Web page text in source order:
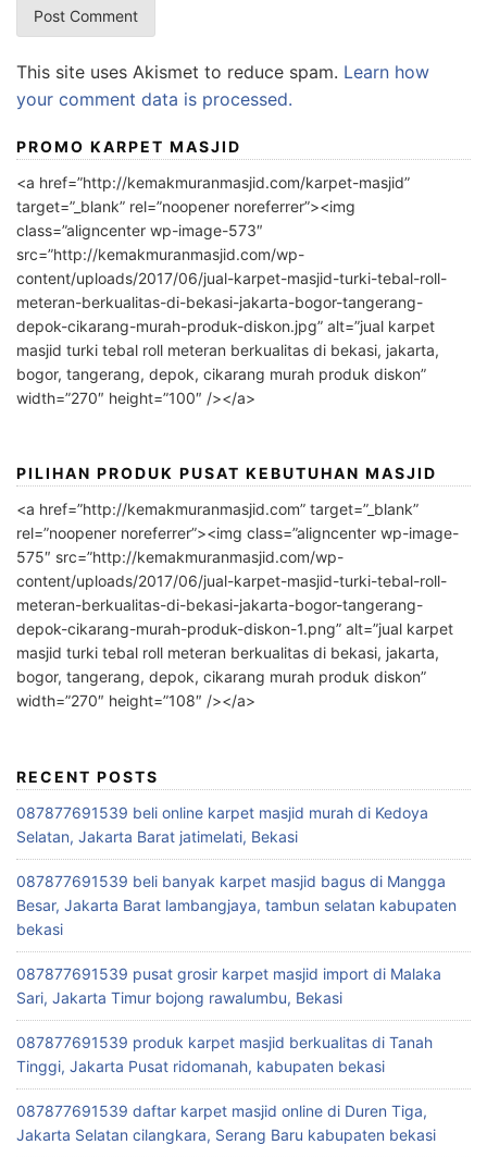
This site uses Akismet to reduce spam. Learn how
your comment data is processed.
PROMO KARPET MASJID
<a href=”http://kemakmuranmasjid.com/karpet-masjid”
target=”_blank” rel=”noopener noreferrer”><img
class=”aligncenter wp-image-573″
src=”http://kemakmuranmasjid.com/wp-
content/uploads/2017/06/jual-karpet-masjid-turki-tebal-roll-
meteran-berkualitas-di-bekasi-jakarta-bogor-tangerang-
depok-cikarang-murah-produk-diskon.jpg” alt=”jual karpet
masjid turki tebal roll meteran berkualitas di bekasi, jakarta,
bogor, tangerang, depok, cikarang murah produk diskon”
width=”270″ height=”100″ /></a>
PILIHAN PRODUK PUSAT KEBUTUHAN MASJID
<a href=”http://kemakmuranmasjid.com” target=”_blank”
rel=”noopener noreferrer”><img class=”aligncenter wp-image-
575″ src=”http://kemakmuranmasjid.com/wp-
content/uploads/2017/06/jual-karpet-masjid-turki-tebal-roll-
meteran-berkualitas-di-bekasi-jakarta-bogor-tangerang-
depok-cikarang-murah-produk-diskon-1.png” alt=”jual karpet
masjid turki tebal roll meteran berkualitas di bekasi, jakarta,
bogor, tangerang, depok, cikarang murah produk diskon”
width=”270″ height=”108″ /></a>
RECENT POSTS
087877691539 beli online karpet masjid murah di Kedoya
Selatan, Jakarta Barat jatimelati, Bekasi
087877691539 beli banyak karpet masjid bagus di Mangga
Besar, Jakarta Barat lambangjaya, tambun selatan kabupaten
bekasi
087877691539 pusat grosir karpet masjid import di Malaka
Sari, Jakarta Timur bojong rawalumbu, Bekasi
087877691539 produk karpet masjid berkualitas di Tanah
Tinggi, Jakarta Pusat ridomanah, kabupaten bekasi
087877691539 daftar karpet masjid online di Duren Tiga,
Jakarta Selatan cilangkara, Serang Baru kabupaten bekasi